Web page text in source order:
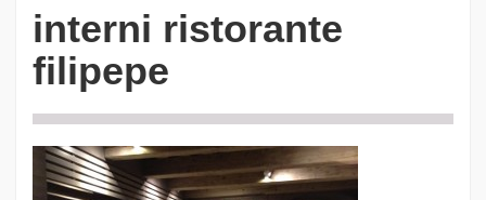
interni ristorante
filipepe